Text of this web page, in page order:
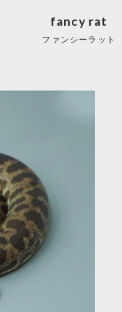
fancy rat
ファンシーラット